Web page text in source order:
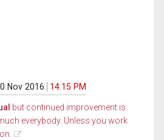
Nov 2016 14.15 PM
but continued improvement is
everybody. Unless you work